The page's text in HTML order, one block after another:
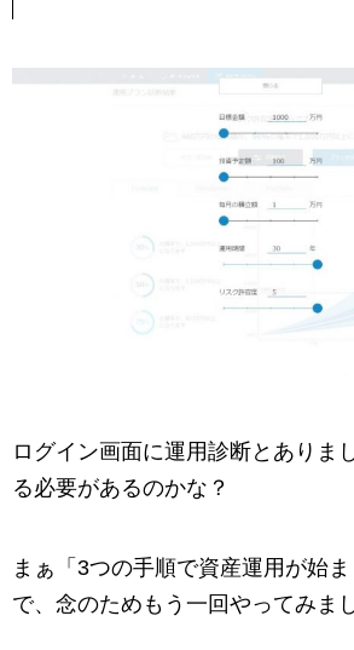
ログイン画面に運用診断とありま
る必要があるのかな？
まぁ「3つの手順で資産運用が始
で、念のためもう一回やってみま